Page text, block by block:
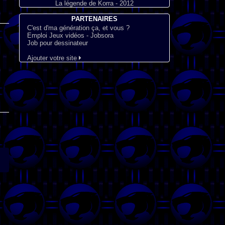
La légende de Korra - 2012
PARTENAIRES
C'est d'ma génération ça, et vous ?
Emploi Jeux vidéos - Jobsora
Job pour dessinateur
Ajouter votre site